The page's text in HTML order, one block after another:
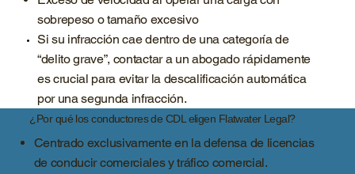
sobrepeso o tamaño excesivo
Si su infracción cae dentro de una categoría de
“delito grave”, contactar a un abogado rápidamente
es crucial para evitar la descalificación automática
por una segunda infracción.
¿Por qué los conductores de CDL eligen Flatwater Legal?
Centrado exclusivamente en la defensa de licencias
de conducir comerciales y tráfico comercial.